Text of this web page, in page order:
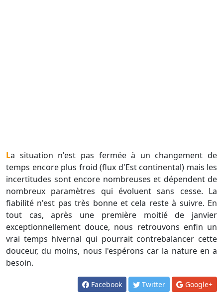
La situation n'est pas fermée à un changement de
temps encore plus froid (flux d'Est continental) mais les
incertitudes sont encore nombreuses et dépendent de
nombreux paramètres qui évoluent sans cesse. La
fiabilité n'est pas très bonne et cela reste à suivre. En
tout cas, après une première moitié de janvier
exceptionnellement douce, nous retrouvons enfin un
vrai temps hivernal qui pourrait contrebalancer cette
douceur, du moins, nous l'espérons car la nature en a
besoin.
Facebook Twitter Google+